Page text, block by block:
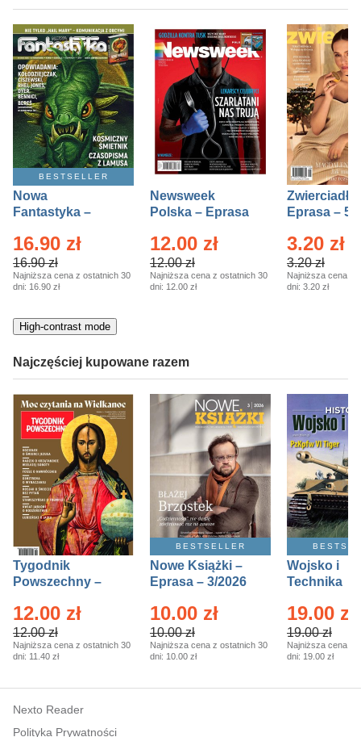
BESTSELLER
Nowa
Fantastyka –
16.90 zł
16.90 zł
Najniższa cena z ostatnich 30
dni: 16.90 zł
Newsweek
Polska – Eprasa
12.00 zł
12.00 zł
Najniższa cena z ostatnich 30
dni: 12.00 zł
Zwierciadło
Eprasa – 5/
3.20 zł
3.20 zł
Najniższa cena z
dni: 3.20 zł
High-contrast mode
Najczęściej kupowane razem
Tygodnik
Powszechny –
12.00 zł
12.00 zł
Najniższa cena z ostatnich 30
dni: 11.40 zł
BESTSELLER
Nowe Książki –
Eprasa – 3/2026
10.00 zł
10.00 zł
Najniższa cena z ostatnich 30
dni: 10.00 zł
Wojsko i
Technika
– 2/2026
19.00 zł
19.00 zł
Najniższa cena z
dni: 19.00 zł
Nexto Reader
Polityka Prywatności